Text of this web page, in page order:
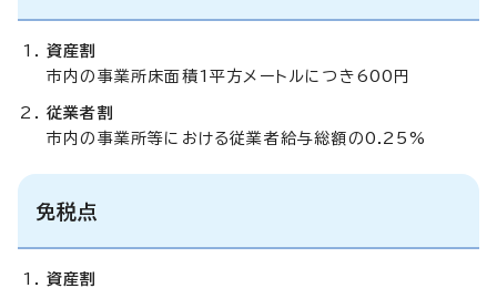
資産割
市内の事業所床面積1平方メートルにつき600円
従業者割
市内の事業所等における従業者給与総額の0.25%
免税点
資産割